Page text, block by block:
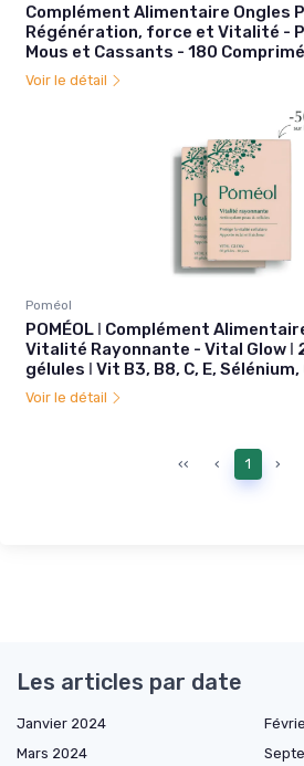
Complément Alimentaire Ongles
Régénération, force et Vitalité -
Mous et Cassants - 180
Voir le détail
Poméol
POMÉOL ǀ Complément
Vitalité Rayonnante - Vital Glow ǀ
gélules ǀ Vit B3, B8, C, E,
Voir le détail
‹‹ ‹ 1 ›
Les articles par date
Janvier 2024
Mars 2024